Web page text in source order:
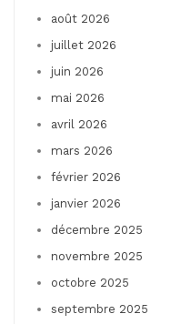
août 2026
juillet 2026
juin 2026
mai 2026
avril 2026
mars 2026
février 2026
janvier 2026
décembre 2025
novembre 2025
octobre 2025
septembre 2025